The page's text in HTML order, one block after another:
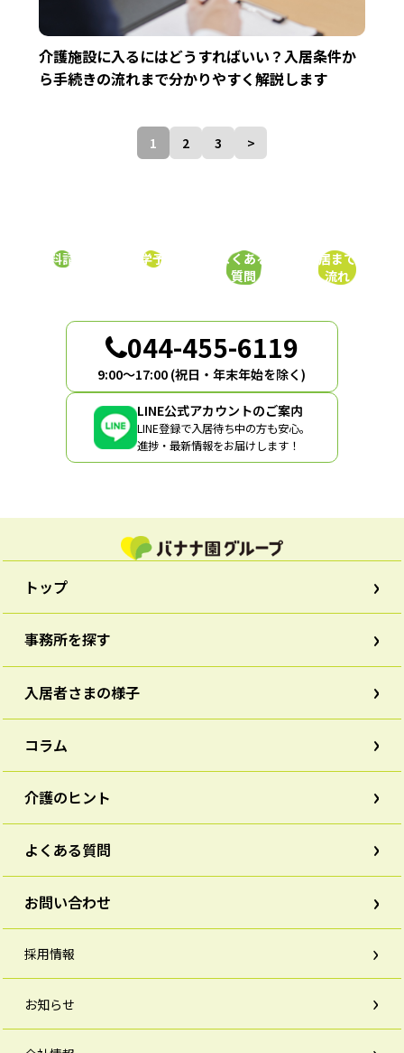
介護施設に入るにはどうすればいい？入居条件か
ら手続きの流れまで分かりやすく解説します
投
稿
ー
シ
ン
1 2 3 >
資料請求 見学予約
よくある
質問
入居までの
流れ
044-455-6119
9:00〜17:00 (祝日・年末年始を除く)
LINE公式アカウントのご案内
LINE登録で入居待ち中の方も安心。
進捗・最新情報をお届けします！
トップ
事務所を探す
入居者さまの様子
コラム
介護のヒント
よくある質問
お問い合わせ
採用情報
お知らせ